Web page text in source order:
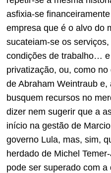
asfixia-se
empresa que é o alvo do
sucateiam-se os
condições de trabalho…
privatização, ou, como
de Abraham Weintraub e,
busquem recursos no
dizer nem sugerir que a
início na gestão de
governo Lula, mas, sim,
herdado de Michel
pode ser superado com a